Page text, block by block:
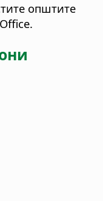
општите